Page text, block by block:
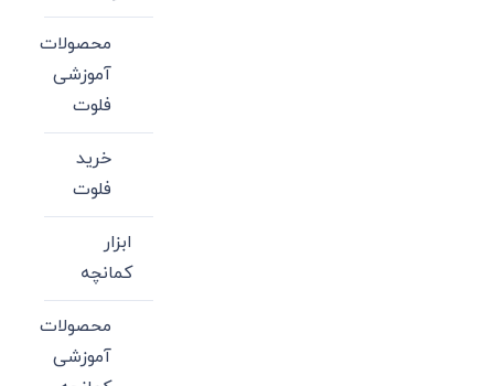
محصولات
آموزشی
فلوت
خرید
فلوت
ابزار
کمانچه
محصولات
آموزشی